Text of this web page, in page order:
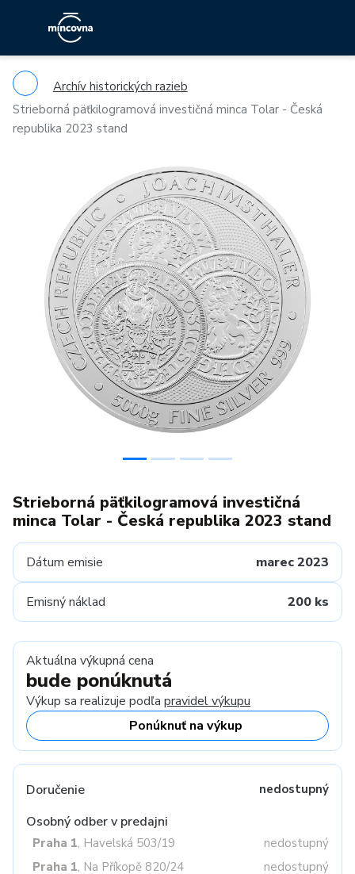
Archív historických razieb
Strieborná päťkilogramová investičná minca Tolar - Česká
republika 2023 stand
Previous
Strieborná päťkilogramová investičná
minca Tolar - Česká republika 2023 stand
Dátum emisie marec 2023
Emisný náklad 200 ks
Aktuálna výkupná cena
bude ponúknutá
Výkup sa realizuje podľa pravidel výkupu
Ponúknuť na výkup
Doručenie nedostupný
Osobný odber v predajni
Praha 1, Havelská 503/19
nedostupný
Praha 1, Na Příkopě 820/24
nedostupný